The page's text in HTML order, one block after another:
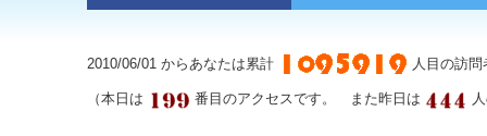
2010/06/01 からあなたは累計 人目の訪
（本日は 番目のアクセスです。 また昨日は